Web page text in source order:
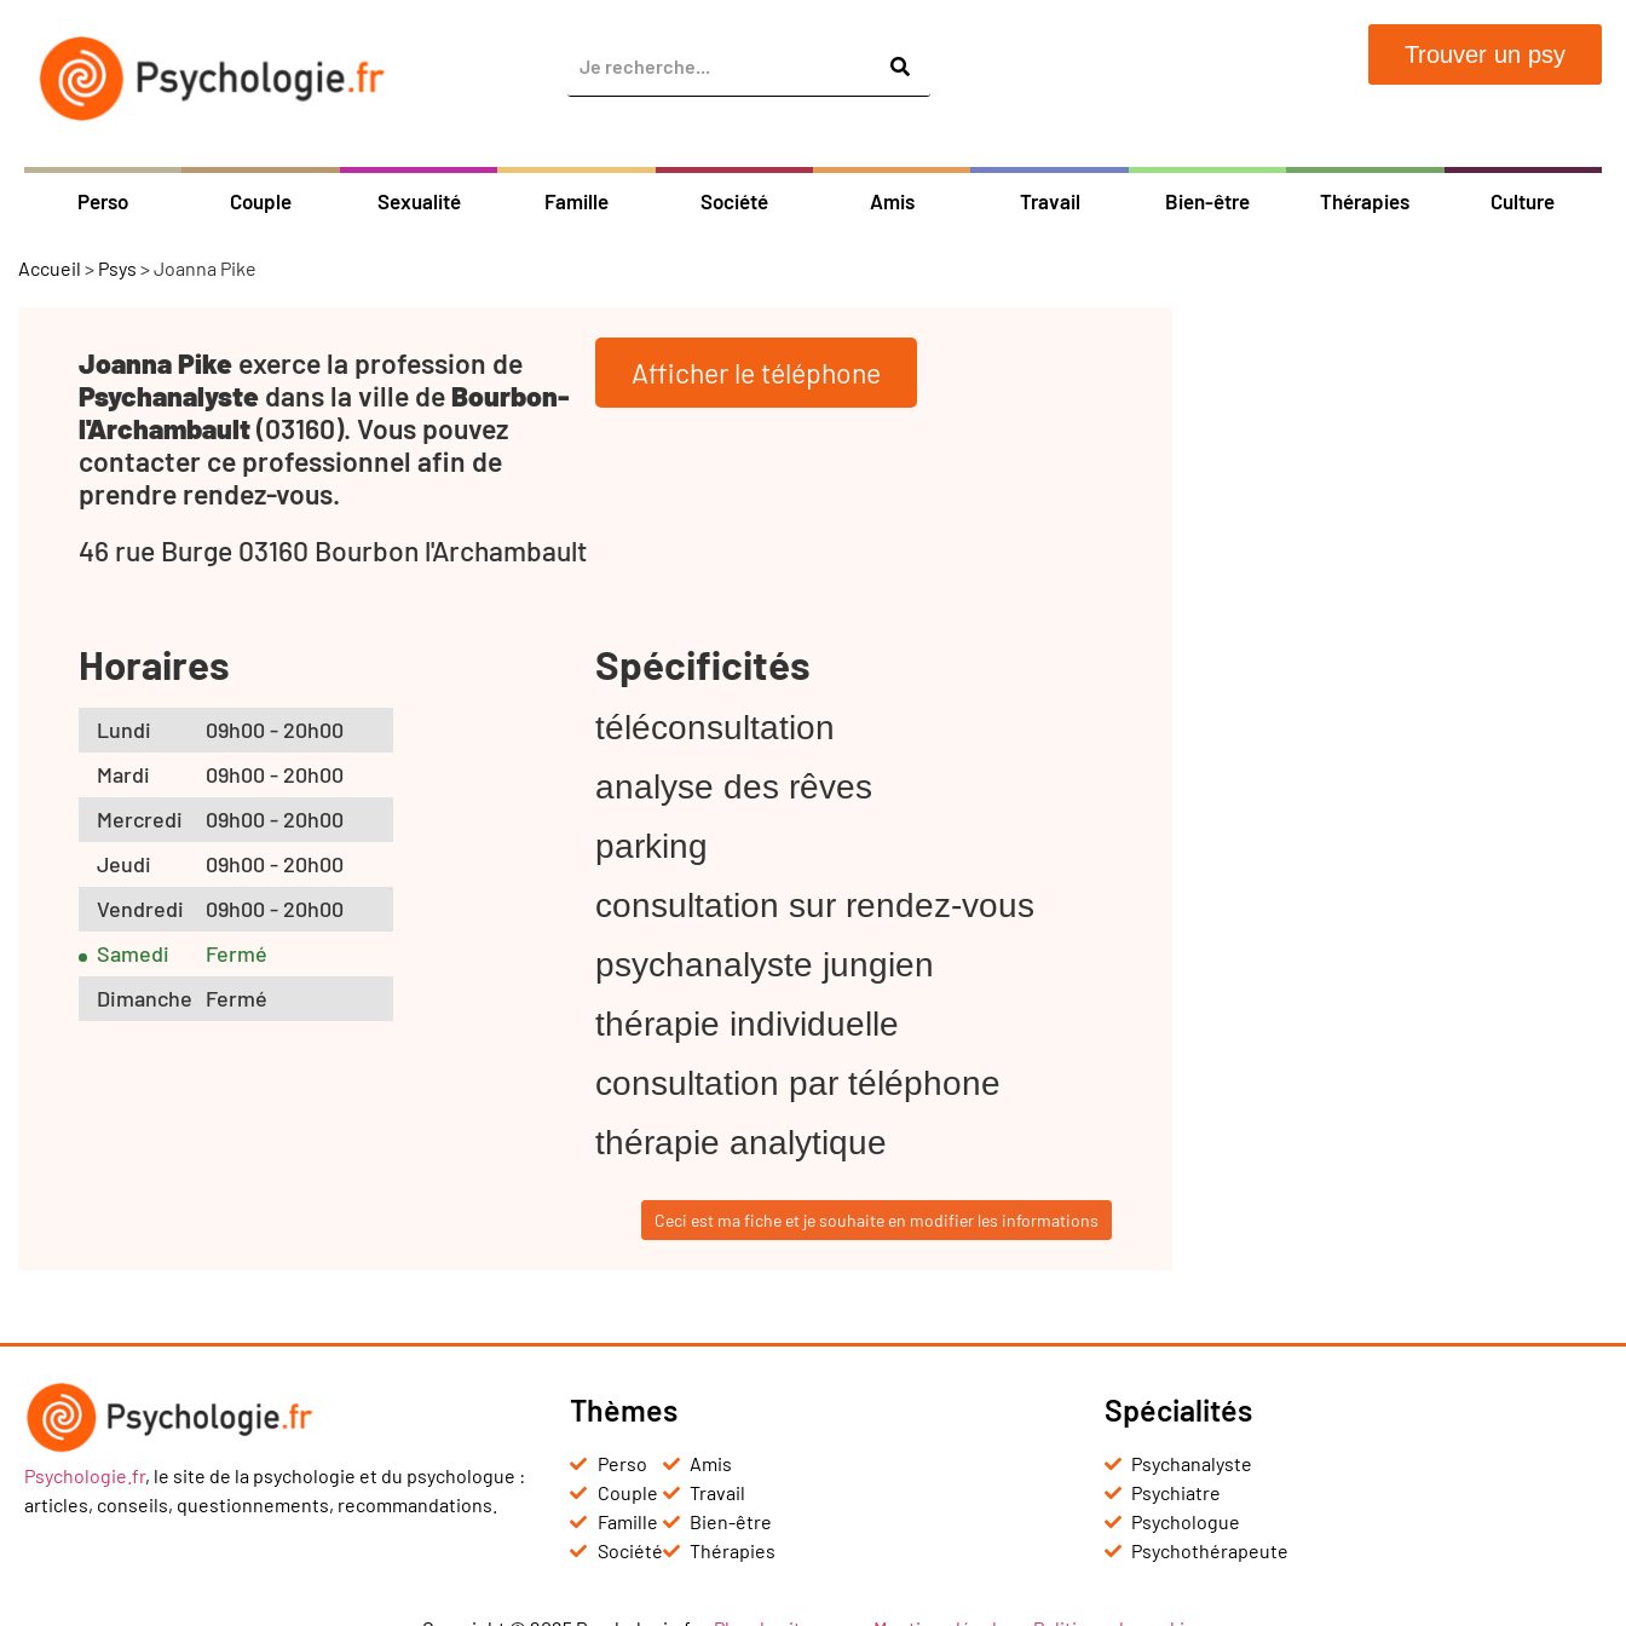
Trouver un psy
Perso Couple Sexualité Famille Société Amis Travail Bien-être Thérapies Culture
Accueil > Psys >Joanna Pike
Joanna Pike exerce la profession de
Psychanalyste dans la ville de Bourbon-
l'Archambault(03160). Vous pouvez
contacter ce professionnel afin de
prendre rendez-vous.
46 rue Burge 03160 Bourbon l'Archambault
Afficher le téléphone
Horaires
Lundi
09h00 - 20h00
Mardi
09h00 - 20h00
Mercredi
09h00 - 20h00
Jeudi
09h00 - 20h00
Vendredi
09h00 - 20h00
Samedi
Fermé
Dimanche Fermé
Spécificités
téléconsultation
analyse des rêves
parking
consultation sur rendez-vous
psychanalyste jungien
thérapie individuelle
consultation par téléphone
thérapie analytique
Ceci est ma fiche et je souhaite en modifier les informations
Psychologie.fr, le site de la psychologie et du psychologue :
articles, conseils, questionnements, recommandations.
Thèmes
Perso
Couple
Famille
Société
Amis
Travail
Bien-être
Thérapies
Spécialités
Psychanalyste
Psychiatre
Psychologue
Psychothérapeute